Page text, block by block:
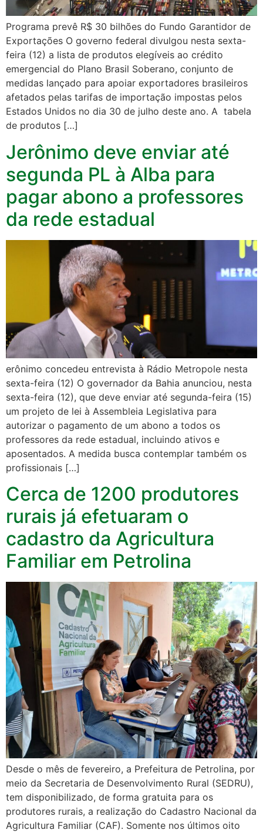
Programa prevê R$ 30 bilhões do Fundo Garantidor de
Exportações O governo federal divulgou nesta sexta-
feira (12) a lista de produtos elegíveis ao crédito
emergencial do Plano Brasil Soberano, conjunto de
medidas lançado para apoiar exportadores brasileiros
afetados pelas tarifas de importação impostas pelos
Estados Unidos no dia 30 de julho deste ano. A tabela
de produtos […]
Jerônimo deve enviar até
segunda PL à Alba para
pagar abono a professores
da rede estadual
erônimo concedeu entrevista à Rádio Metropole nesta
sexta-feira (12) O governador da Bahia anunciou, nesta
sexta-feira (12), que deve enviar até segunda-feira (15)
um projeto de lei à Assembleia Legislativa para
autorizar o pagamento de um abono a todos os
professores da rede estadual, incluindo ativos e
aposentados. A medida busca contemplar também os
profissionais […]
Cerca de 1200 produtores
rurais já efetuaram o
cadastro da Agricultura
Familiar em Petrolina
Desde o mês de fevereiro, a Prefeitura de Petrolina, por
meio da Secretaria de Desenvolvimento Rural (SEDRU),
tem disponibilizado, de forma gratuita para os
produtores rurais, a realização do Cadastro Nacional da
Agricultura Familiar (CAF). Somente nos últimos oito